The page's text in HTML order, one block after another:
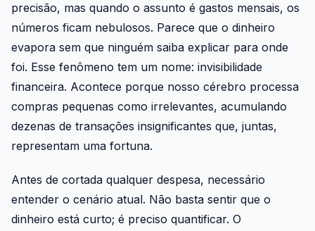
precisão, mas quando o assunto é gastos mensais, os
números ficam nebulosos. Parece que o dinheiro
evapora sem que ninguém saiba explicar para onde
foi. Esse fenômeno tem um nome: invisibilidade
financeira. Acontece porque nosso cérebro processa
compras pequenas como irrelevantes, acumulando
dezenas de transações insignificantes que, juntas,
representam uma fortuna.
Antes de cortada qualquer despesa, necessário
entender o cenário atual. Não basta sentir que o
dinheiro está curto; é preciso quantificar. O